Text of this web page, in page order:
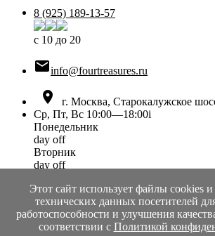
Этот сайт использует файлы cookies
технических данных посетителей
работоспособности и улучшения
соответствии с Политикой
8 (925) 189-13-57
с 10 до 20
info@fourtreasures.ru

г. Москва, Старокалужское
Ср, Пт, Вс 10:00—18:00i
Понедельник
day off
Вторник
day off
10:00 — 18:00
Четверг
day off
Пятница